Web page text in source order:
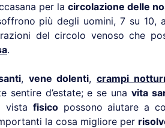
per la circolazione delle
più degli uomini, 7 su 10,
del circolo venoso che
.
, vene dolenti, crampi
sentire d’estate; e se una vita
vista fisicopossono aiutare a
la cosa migliore per